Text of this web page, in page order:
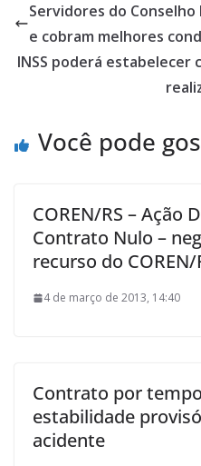
Servidores do
e cobram melhores
INSS poderá estabelecer
Você pode
COREN/RS – Ação
Contrato Nulo –
recurso do COREN/
4 de março de 2013, 14:40
Contrato por
estabilidade
acidente